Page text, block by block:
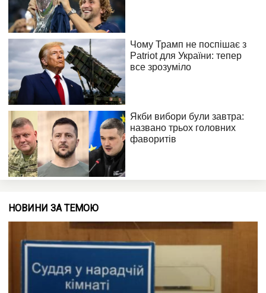
НОВИНИ ЗА ТЕМОЮ